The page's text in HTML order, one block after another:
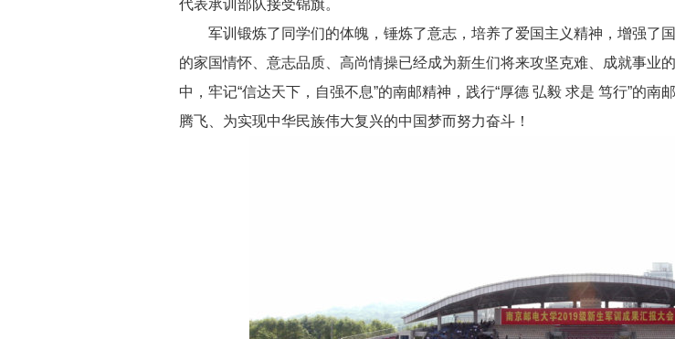
代表承训部队接受锦旗。
军训锻炼了同学们的体魄，锤炼了意志，培养了爱国主义精神，增强了
的家国情怀、意志品质、高尚情操已经成为新生们将来攻坚克难、成就事业
中，牢记“信达天下，自强不息”的南邮精神，践行“厚德 弘毅 求是 笃行”的
腾飞、为实现中华民族伟大复兴的中国梦而努力奋斗！